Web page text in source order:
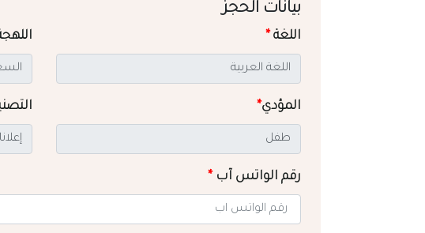
بيانات الحجز
اللغة*
المؤدي*
رقم الواتس آب*